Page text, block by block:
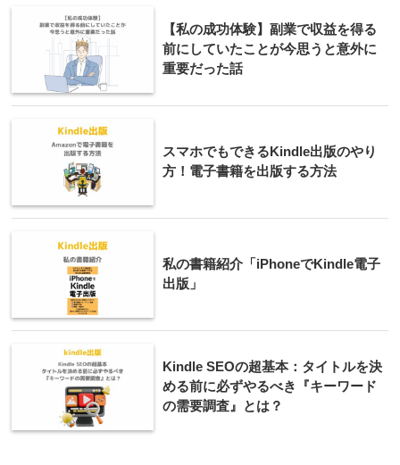
【私の成功体験】副業で収益を得る
前にしていたことが今思うと意外に
重要だった話
スマホでもできるKindle出版のやり
方！電子書籍を出版する方法
私の書籍紹介「iPhoneでKindle電子
出版」
Kindle SEOの超基本：タイトルを決
める前に必ずやるべき『キーワード
の需要調査』とは？